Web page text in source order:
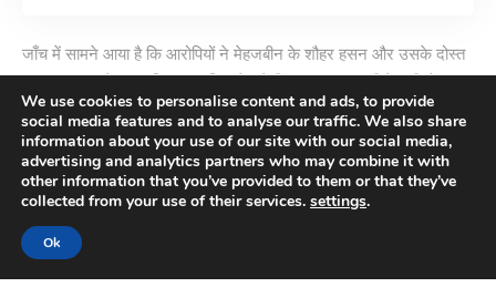
जाँच में सामने आया है कि आरोपियों ने मेहजबीन के शौहर हसन और उसके दोस्त
मुआजम पठान के साथ मिलकर महिला के प्रेमी अरबाज खान की बेरहमी से हत्या
कर दी।
ड्रम में बंद कर नाले में फेंकी लाश
पुलिस के अनुसार, हत्या के बाद आरोपियों ने शव को एक हरे रंग के ड्रम में बंद
करVasai
Continue Reading
We use cookies to personalise content and ads, to provide
social media features and to analyse our traffic. We also share
information about your use of our site with our social media,
advertising and analytics partners who may combine it with
other information that you’ve provided to them or that they’ve
collected from your use of their services. settings.
Ok